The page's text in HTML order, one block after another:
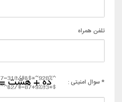
تلفن همراه
* سوال امنیتی :